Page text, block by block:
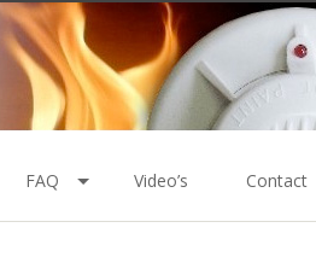
FAQ Video’s Contact